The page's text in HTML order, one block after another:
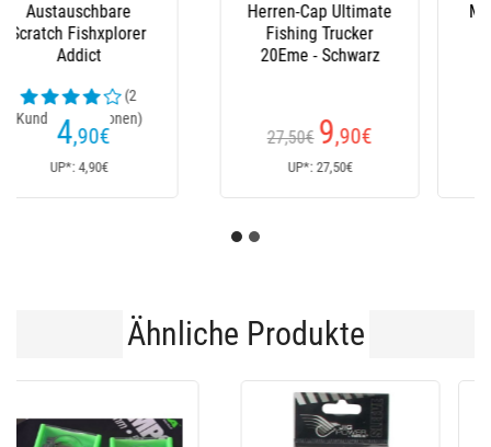
Männer-Sweat Vmc
Hoodie Organic
Kundenrezensionen)
Ab 59
UP*: 59€
Herren-Sweatshirt
Vmc Organic Fish On -
Blau
76,90
UP*: 87€
Ähnliche Produkte